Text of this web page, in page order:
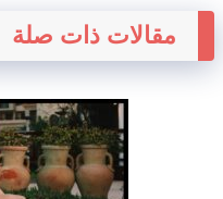
مقالات ذات صلة